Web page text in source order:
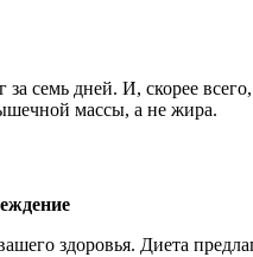
семь дней. И, скорее
массы, а не жира.
здоровья. Диета